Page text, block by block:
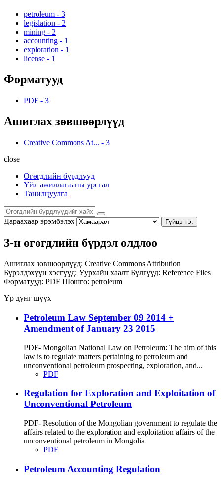
petroleum - 3
legislation - 2
mining - 2
accounting - 1
exploration - 1
license - 1
Форматууд
PDF - 3
Ашиглах зөвшөөрлүүд
Creative Commons At... - 3
close
Өгөгдлийн бүрдлүүд
Үйл ажиллагааны урсгал
Танилцуулга
Дараахаар эрэмбэлэх Гүйцэтгэ.
3-н өгөгдлийн бүрдэл олдлоо
Ашиглах зөвшөөрлүүд: Creative Commons Attribution
Бүрэлдэхүүн хэсгүүд: Уурхайн хаалт Бүлгүүд: Reference Files
Форматууд: PDF Шошго: petroleum
Үр дүнг шүүх
Petroleum Law September 09 2014 +
Amendment of January 23 2015
PDF- Mongolian National Law on Petroleum: The aim of this
law is to regulate matters pertaining to petroleum and
unconventional petroleum prospecting, exploration, and...
PDF
Regulation for Exploration and Exploitation of
Unconventional Petroleum
PDF- Resolution of the Mongolian government to regulate the
affairs related to the exploration and exploitation affairs of the
unconventional petroleum in Mongolia
PDF
Petroleum Accounting Regulation